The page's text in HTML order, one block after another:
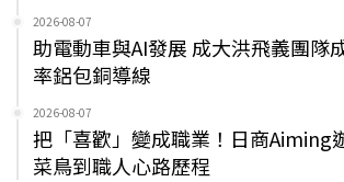
2026-08-07
助電動車與AI發展 成大洪飛義團隊
率鋁包銅導線
2026-08-07
把「喜歡」變成職業！日商Aiming
菜鳥到職人心路歷程